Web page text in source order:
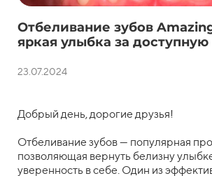
Отбеливание зубов
яркая улыбка за
23.07.2024
Добрый день, дорогие друзья!
Отбеливание зубов — популярная
позволяющая вернуть белизну
уверенность в себе. Один из